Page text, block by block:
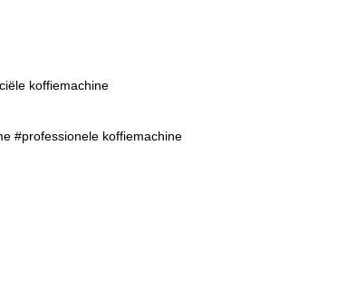
koffiemachine
#professionele koffiemachine